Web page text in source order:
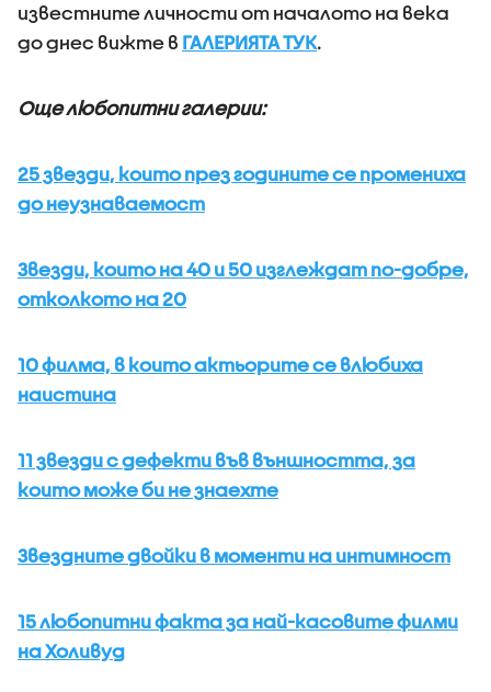
известните личности от началото на века
до днес вижте в ГАЛЕРИЯТА ТУК.
Още любопитни галерии:
25 звезди, които през годините се промениха
до неузнаваемост
Звезди, които на 40 и 50 изглеждат по-добре,
отколкото на 20
10 филма, в които актьорите се влюбиха
наистина
11 звезди с дефекти във външността, за
които може би не знаехте
Звездните двойки в моменти на интимност
15 любопитни факта за най-касовите филми
на Холивуд